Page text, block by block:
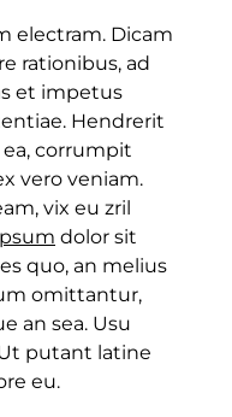
electram. Dicam
rationibus, ad
et impetus
Hendrerit
corrumpit
vero veniam.
vix eu zril
dolor sit
quo, an melius
omittantur,
an sea. Usu
putant latine
eu.